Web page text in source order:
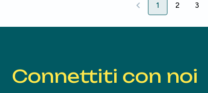
1 2 3
Connettiti con noi